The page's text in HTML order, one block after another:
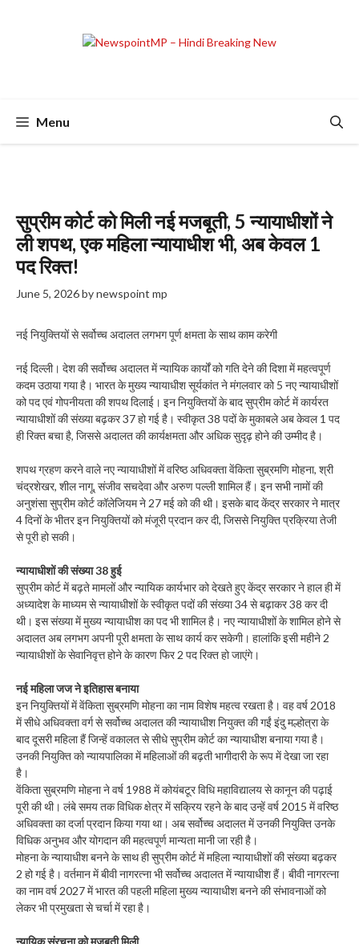
Menu
सुप्रीम कोर्ट को मिली नई मजबूती, 5 न्यायाधीशों ने
ली शपथ, एक महिला न्यायाधीश भी, अब केवल 1
पद रिक्त!
June 5, 2026bynewspoint mp
नई नियुक्तियों से सर्वोच्च अदालत लगभग पूर्ण क्षमता के साथ काम करेगी
नई दिल्ली। देश की सर्वोच्च अदालत में न्यायिक कार्यों को गति देने की दिशा में महत्वपूर्ण
कदम उठाया गया है। भारत के मुख्य न्यायाधीश सूर्यकांत ने मंगलवार को 5 नए न्यायाधीशों
को पद एवं गोपनीयता की शपथ दिलाई। इन नियुक्तियों के बाद सुप्रीम कोर्ट में कार्यरत
न्यायाधीशों की संख्या बढ़कर 37 हो गई है। स्वीकृत 38 पदों के मुकाबले अब केवल 1 पद
ही रिक्त बचा है, जिससे अदालत की कार्यक्षमता और अधिक सुदृढ़ होने की उम्मीद है।
शपथ ग्रहण करने वाले नए न्यायाधीशों में वरिष्ठ अधिवक्ता वेंकिता सुब्रमणि मोहना, श्री
चंद्रशेखर, शील नागू, संजीव सचदेवा और अरुण पल्ली शामिल हैं। इन सभी नामों की
अनुशंसा सुप्रीम कोर्ट कॉलेजियम ने 27 मई को की थी। इसके बाद केंद्र सरकार ने मात्र
4 दिनों के भीतर इन नियुक्तियों को मंजूरी प्रदान कर दी, जिससे नियुक्ति प्रक्रिया तेजी
से पूरी हो सकी।
न्यायाधीशों की संख्या 38 हुई
सुप्रीम कोर्ट में बढ़ते मामलों और न्यायिक कार्यभार को देखते हुए केंद्र सरकार ने हाल ही में
अध्यादेश के माध्यम से न्यायाधीशों के स्वीकृत पदों की संख्या 34 से बढ़ाकर 38 कर दी
थी। इस संख्या में मुख्य न्यायाधीश का पद भी शामिल है। नए न्यायाधीशों के शामिल होने से
अदालत अब लगभग अपनी पूरी क्षमता के साथ कार्य कर सकेगी। हालांकि इसी महीने 2
न्यायाधीशों के सेवानिवृत्त होने के कारण फिर 2 पद रिक्त हो जाएंगे।
नई महिला जज ने इतिहास बनाया
इन नियुक्तियों में वेंकिता सुब्रमणि मोहना का नाम विशेष महत्व रखता है। वह वर्ष 2018
में सीधे अधिवक्ता वर्ग से सर्वोच्च अदालत की न्यायाधीश नियुक्त की गईं इंदु मल्होत्रा के
बाद दूसरी महिला हैं जिन्हें वकालत से सीधे सुप्रीम कोर्ट का न्यायाधीश बनाया गया है।
उनकी नियुक्ति को न्यायपालिका में महिलाओं की बढ़ती भागीदारी के रूप में देखा जा रहा
है।
वेंकिता सुब्रमणि मोहना ने वर्ष 1988 में कोयंबटूर विधि महाविद्यालय से कानून की पढ़ाई
पूरी की थी। लंबे समय तक विधिक क्षेत्र में सक्रिय रहने के बाद उन्हें वर्ष 2015 में वरिष्ठ
अधिवक्ता का दर्जा प्रदान किया गया था। अब सर्वोच्च अदालत में उनकी नियुक्ति उनके
विधिक अनुभव और योगदान की महत्वपूर्ण मान्यता मानी जा रही है।
मोहना के न्यायाधीश बनने के साथ ही सुप्रीम कोर्ट में महिला न्यायाधीशों की संख्या बढ़कर
2 हो गई है। वर्तमान में बीवी नागरत्ना भी सर्वोच्च अदालत में न्यायाधीश हैं। बीवी नागरत्ना
का नाम वर्ष 2027 में भारत की पहली महिला मुख्य न्यायाधीश बनने की संभावनाओं को
लेकर भी प्रमुखता से चर्चा में रहा है।
न्यायिक संरचना को मजबूती मिली